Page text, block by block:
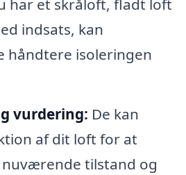
har et skråloft, fladt loft
indsats, kan
håndtere isoleringen
vurdering: De kan
af dit loft for at
tilstand og